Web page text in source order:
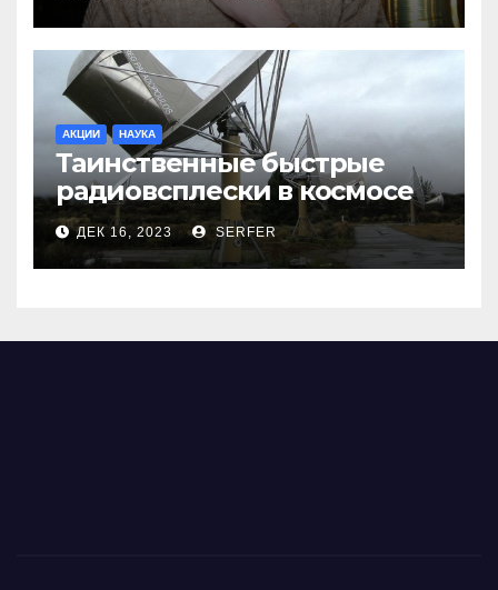
АКЦИИ НАУКА
Таинственные быстрые
радиовсплески в космосе
сделались все более
странными
ДЕК 16, 2023 SERFER